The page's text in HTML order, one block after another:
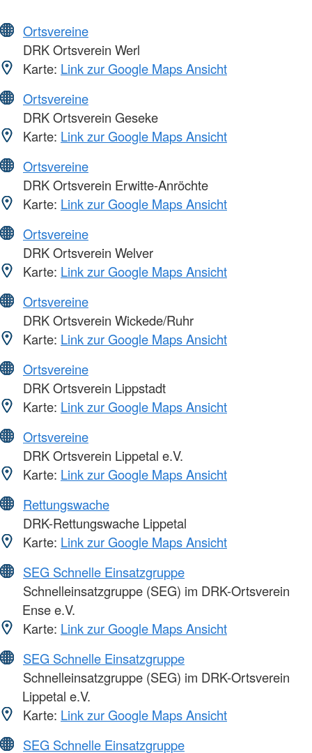
Ortsvereine
DRK Ortsverein Werl
Karte: Link zur Google Maps Ansicht
Ortsvereine
DRK Ortsverein Geseke
Karte: Link zur Google Maps Ansicht
Ortsvereine
DRK Ortsverein Erwitte-Anröchte
Karte: Link zur Google Maps Ansicht
Ortsvereine
DRK Ortsverein Welver
Karte: Link zur Google Maps Ansicht
Ortsvereine
DRK Ortsverein Wickede/Ruhr
Karte: Link zur Google Maps Ansicht
Ortsvereine
DRK Ortsverein Lippstadt
Karte: Link zur Google Maps Ansicht
Ortsvereine
DRK Ortsverein Lippetal e.V.
Karte: Link zur Google Maps Ansicht
Rettungswache
DRK-Rettungswache Lippetal
Karte: Link zur Google Maps Ansicht
SEG Schnelle Einsatzgruppe
Schnelleinsatzgruppe (SEG) im DRK-Ortsverein
Ense e.V.
Karte: Link zur Google Maps Ansicht
SEG Schnelle Einsatzgruppe
Schnelleinsatzgruppe (SEG) im DRK-Ortsverein
Lippetal e.V.
Karte: Link zur Google Maps Ansicht
SEG Schnelle Einsatzgruppe